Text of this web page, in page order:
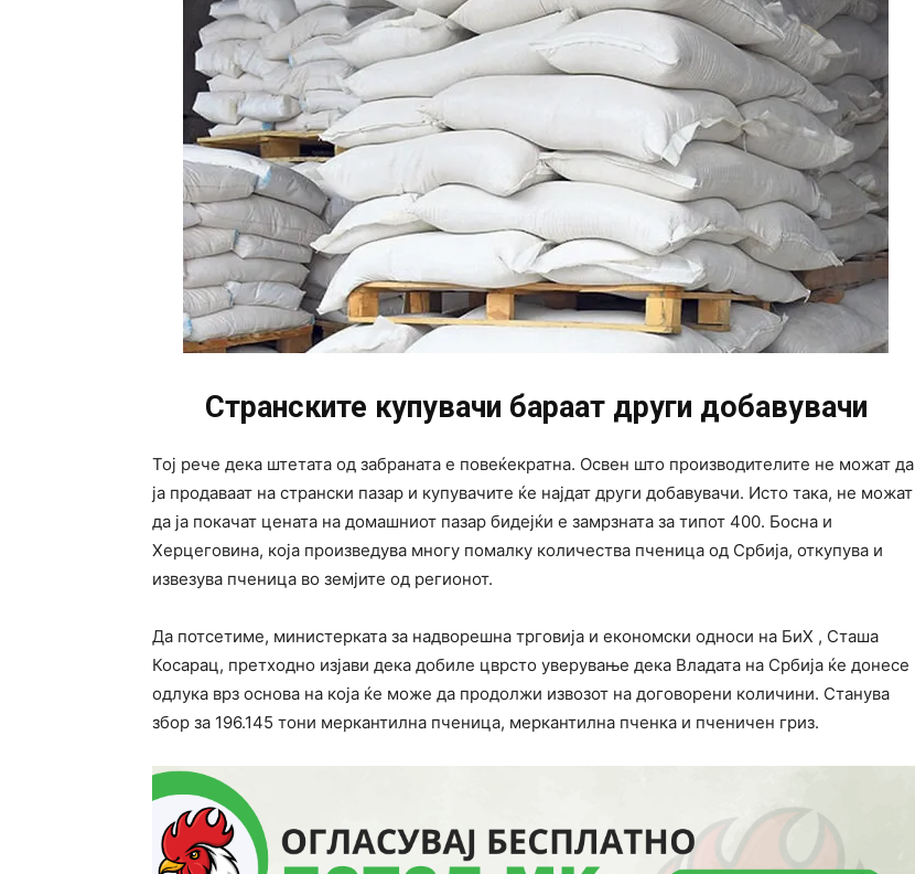
Странските купувачи бараат други добавувачи
Тој рече дека штетата од забраната е повеќекратна. Освен што производителите не можат да
ја продаваат на странски пазар и купувачите ќе најдат други добавувачи. Исто така, не можат
да ја покачат цената на домашниот пазар бидејќи е замрзната за типот 400. Босна и
Херцеговина, која произведува многу помалку количества пченица од Србија, откупува и
извезува пченица во земјите од регионот.
Да потсетиме, министерката за надворешна трговија и економски односи на БиХ , Сташа
Косарац, претходно изјави дека добиле цврсто уверување дека Владата на Србија ќе донесе
одлука врз основа на која ќе може да продолжи извозот на договорени количини. Станува
збор за 196.145 тони меркантилна пченица, меркантилна пченка и пченичен гриз.